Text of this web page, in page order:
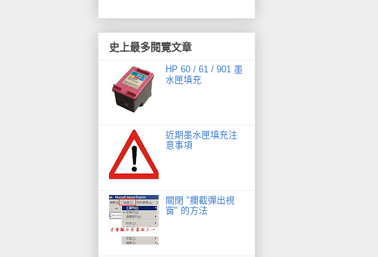
史上最多閱覽文章
HP 60 / 61 / 901 墨
水匣填充
近期墨水匣填充注
意事項
關閉 "攔截彈出視
窗" 的方法